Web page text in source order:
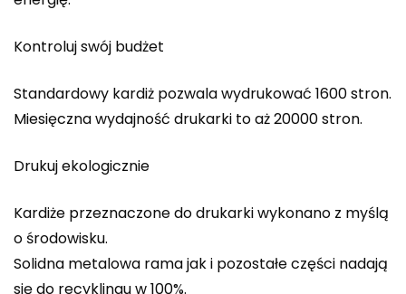
Kontroluj swój budżet
Standardowy kardiż pozwala wydrukować 1600 stron.
Miesięczna wydajność drukarki to aż 20000 stron.
Drukuj ekologicznie
Kardiże przeznaczone do drukarki wykonano z myślą
o środowisku.
Solidna metalowa rama jak i pozostałe części nadają
się do recyklingu w 100%.